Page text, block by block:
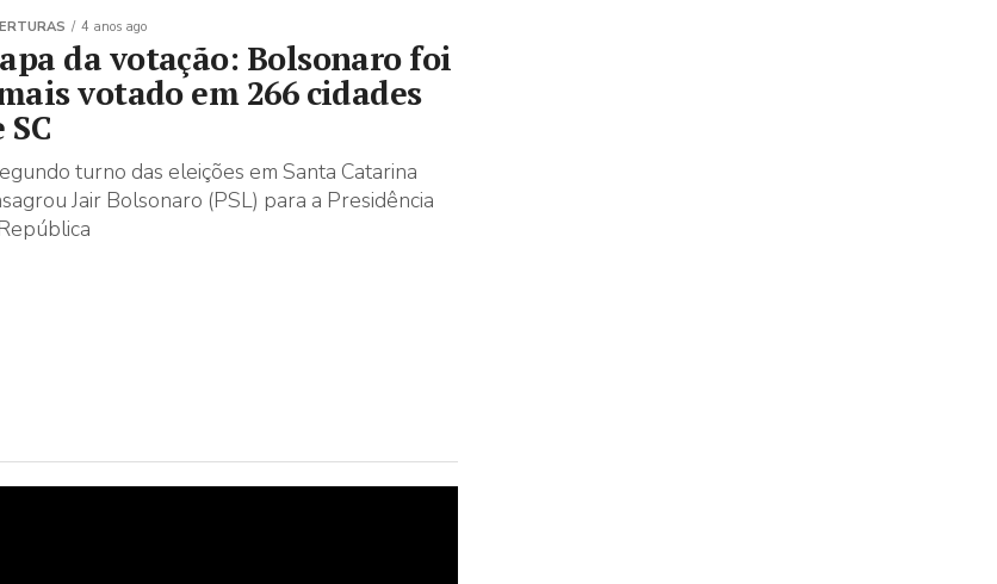
4 anos ago
da votação: Bolsonaro foi
votado em 266 cidades
SC
turno das eleições em Santa Catarina
Jair Bolsonaro (PSL) para a Presidência